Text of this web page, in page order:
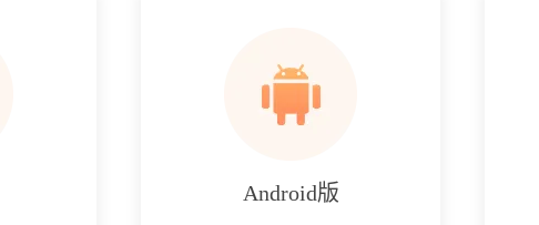
Android版